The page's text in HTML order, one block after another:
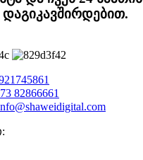
82866661